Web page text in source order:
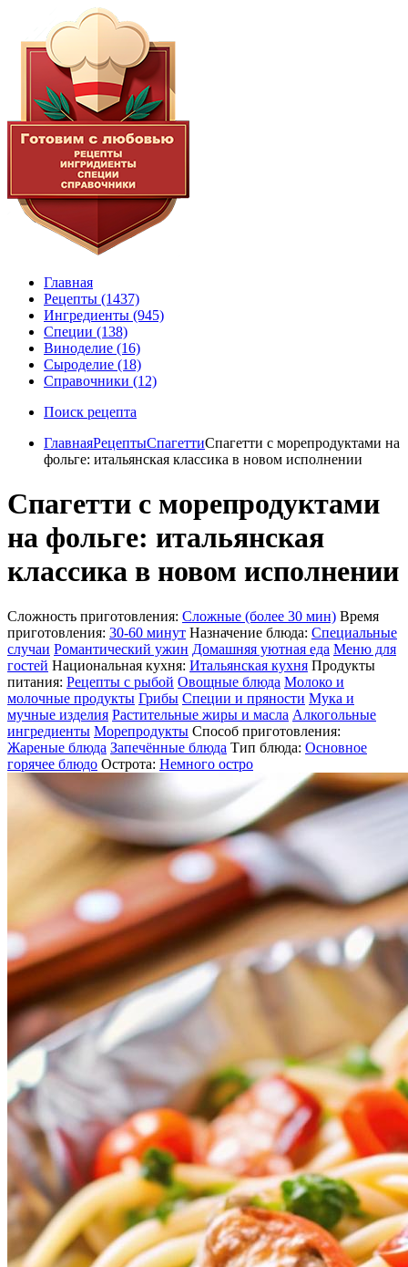
Главная
Рецепты (1437)
Ингредиенты (945)
Специи (138)
Виноделие (16)
Сыроделие (18)
Справочники (12)
Поиск рецепта
ГлавнаяРецептыСпагеттиСпагетти с морепродуктами на
фольге: итальянская классика в новом исполнении
Спагетти с морепродуктами
на фольге: итальянская
классика в новом исполнении
Сложность приготовления: Сложные (более 30 мин) Время
приготовления: 30-60 минут Назначение блюда: Специальные
случаи Романтический ужин Домашняя уютная еда Меню для
гостей Национальная кухня: Итальянская кухня Продукты
питания: Рецепты с рыбой Овощные блюда Молоко и
молочные продукты Грибы Специи и пряности Мука и
мучные изделия Растительные жиры и масла Алкогольные
ингредиенты Морепродукты Способ приготовления:
Жареные блюда Запечённые блюда Тип блюда: Основное
горячее блюдо Острота: Немного остро